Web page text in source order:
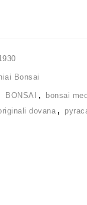
Bonsai
BONSAI , bonsai
dovana ,